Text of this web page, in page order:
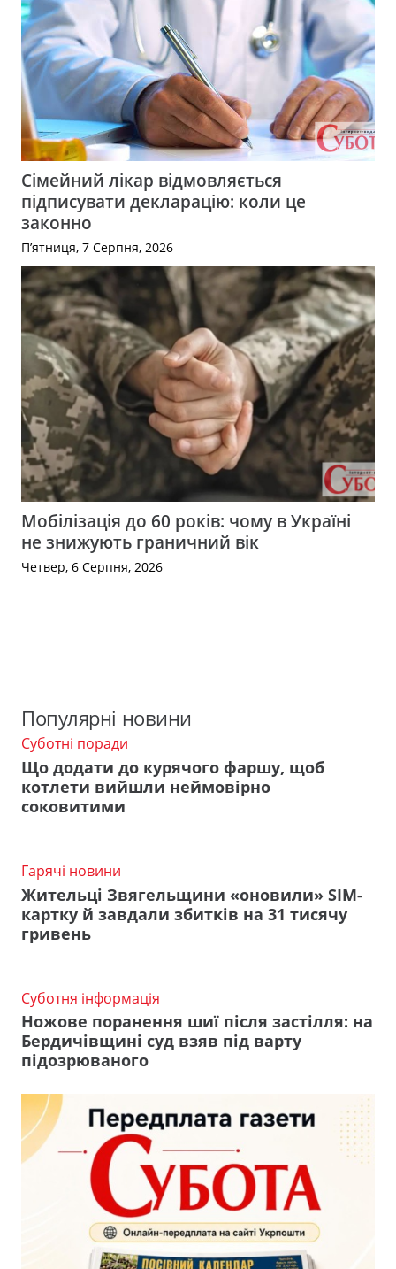
Сімейний лікар відмовляється
підписувати декларацію: коли це
законно
П’ятниця, 7 Серпня, 2026
Мобілізація до 60 років: чому в Україні
не знижують граничний вік
Четвер, 6 Серпня, 2026
Популярні новини
Суботні поради
Що додати до курячого фаршу, щоб
котлети вийшли неймовірно
соковитими
Гарячі новини
Жительці Звягельщини «оновили» SIM-
картку й завдали збитків на 31 тисячу
гривень
Суботня інформація
Ножове поранення шиї після застілля: на
Бердичівщині суд взяв під варту
підозрюваного